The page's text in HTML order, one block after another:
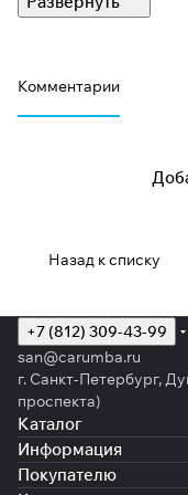
Комментарии
Назад к списку
+7 (812) 309-43-99
san@carumba.ru
г. Санкт-Петербург,
проспекта)
Каталог
Информация
Покупателю